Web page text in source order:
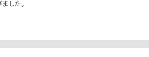
した。